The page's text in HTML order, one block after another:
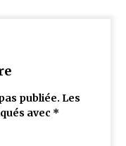
publiée. Les
avec *